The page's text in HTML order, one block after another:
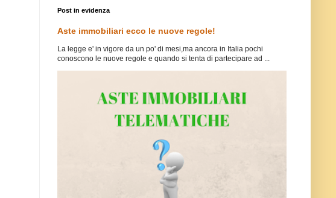
Post in evidenza
Aste immobiliari ecco le nuove regole!
La legge e' in vigore da un po' di mesi,ma ancora in Italia pochi
conoscono le nuove regole e quando si tenta di partecipare ad ...